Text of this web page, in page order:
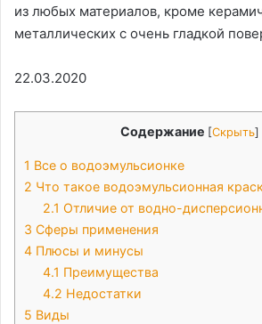
из любых материалов, кроме
металлических с очень гладкой
22.03.2020
Содержание [Скрыть]
1 Все о водоэмульсионке
2 Что такое водоэмульсионная
2.1 Отличие от водно-
3 Сферы применения
4 Плюсы и минусы
4.1 Преимущества
4.2 Недостатки
5 Виды